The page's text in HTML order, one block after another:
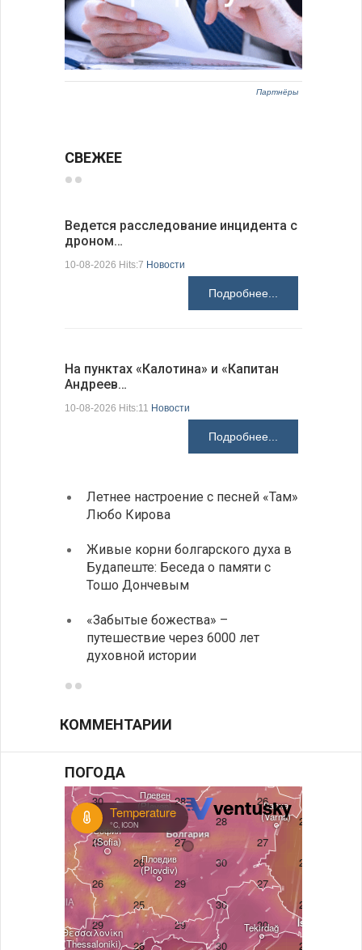
Партнёры
СВЕЖЕЕ
Ведется расследование инцидента с
дроном…
10-08-2026 Hits:7 Новости
Подробнее...
На пунктах «Калотина» и «Капитан
Андреев…
10-08-2026 Hits:11 Новости
Подробнее...
Летнее настроение с песней «Там»
Любо Кирова
Живые корни болгарского духа в
Будапеште: Беседа о памяти с
Тошо Дончевым
«Забытые божества» –
путешествие через 6000 лет
духовной истории
КОММЕНТАРИИ
ПОГОДА